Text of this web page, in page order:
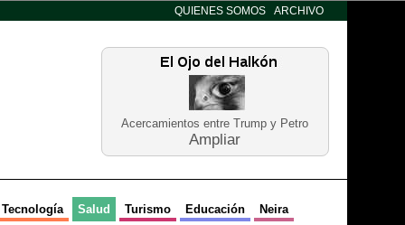
QUIENES SOMOS ARCHIVO
Acercamientos entre Trump y Petro
Ampliar
Tecnología Salud Turismo Educación Neira